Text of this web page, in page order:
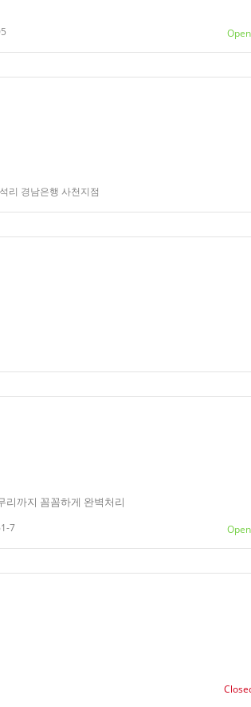
리 경남은행 사천지점
리까지 꼼꼼하게 완벽처리
7